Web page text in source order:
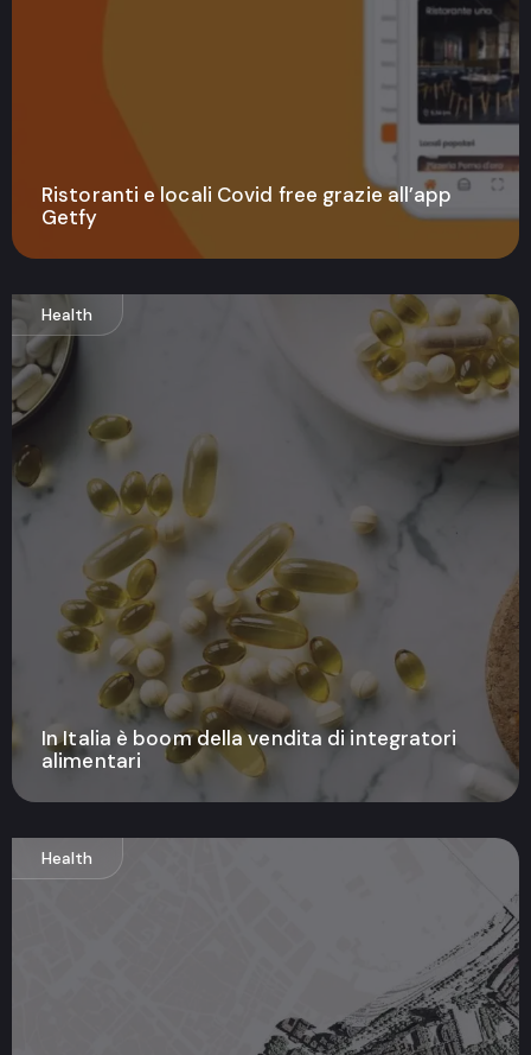
Ristoranti e locali Covid free grazie all’app
Getfy
Health
In Italia è boom della vendita di integratori
alimentari
Health